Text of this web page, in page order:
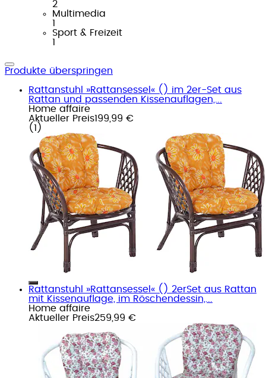
2
Multimedia
1
Sport & Freizeit
1
Produkte überspringen
Rattanstuhl »Rattansessel« () im 2er-Set aus
Rattan und passenden Kissenauflagen,...
Home affaire
Aktueller Preis199,99 €
( 1 )
Rattanstuhl »Rattansessel« () 2erSet aus Rattan
mit Kissenauflage, im Röschendessin,...
Home affaire
Aktueller Preis259,99 €